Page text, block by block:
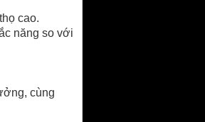
cao.
năng so với
cùng